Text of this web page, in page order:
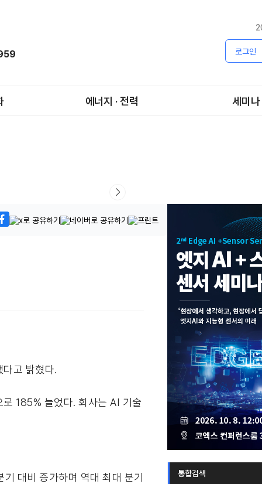
로그인
에너지 · 전력 세미나
고 밝혔다.
185% 늘었다. 회사는 AI 기술
대비 증가하며 역대 최대 분기
통합검색